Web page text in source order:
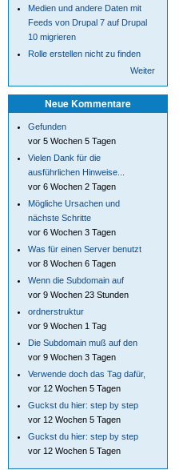
Medien und andere Daten mit
Feeds von Drupal 7 auf Drupal
10 migrieren
Rolle erstellen nicht zu finden
Weiter
Neue Kommentare
Gefunden
vor 5 Wochen 5 Tagen
Vielen Dank für die
ausführlichen Hinweise...
vor 6 Wochen 2 Tagen
Mögliche Ursachen und
nächste Schritte
vor 6 Wochen 3 Tagen
Was für einen Server benutzt
vor 8 Wochen 6 Tagen
Wenn die Subdomain auf
vor 9 Wochen 23 Stunden
ordnerstruktur
vor 9 Wochen 1 Tag
Die Subdomain muß auf den
vor 9 Wochen 3 Tagen
Verwende doch das Tag dafür,
vor 12 Wochen 5 Tagen
Guckst du hier: step by step
vor 12 Wochen 5 Tagen
Guckst du hier: step by step
vor 12 Wochen 5 Tagen